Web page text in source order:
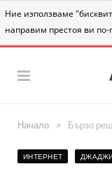
Ние използваме
направим престоя ви по-
Начало » Бързо
ИНТЕРНЕТ